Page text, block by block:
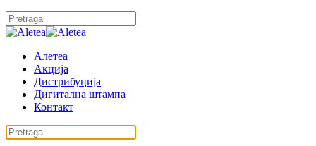
Алетеа
Акција
Дистрибуција
Дигитална штампа
Контакт